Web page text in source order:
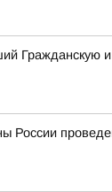
Гражданскую
России